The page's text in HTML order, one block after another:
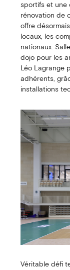
sportifs et une
rénovation de
offre
locaux, les
nationaux.
dojo pour les
Léo Lagrange
adhérents,
installations
Véritable défi